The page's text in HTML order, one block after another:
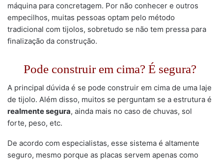
máquina para concretagem. Por não conhecer e outros
empecilhos, muitas pessoas optam pelo método
tradicional com tijolos, sobretudo se não tem pressa para
finalização da construção.
Pode construir em cima? É segura?
A principal dúvida é se pode construir em cima de uma laje
de tijolo. Além disso, muitos se perguntam se a estrutura é
realmente segura, ainda mais no caso de chuvas, sol
forte, peso, etc.
De acordo com especialistas, esse sistema é altamente
seguro, mesmo porque as placas servem apenas como